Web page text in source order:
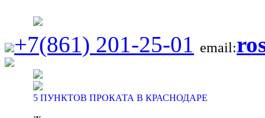
+7(861) 201-25-01 email:
5 ПУНКТОВ ПРОКАТА В КРАСНОДАРЕ